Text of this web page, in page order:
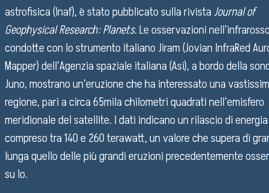
astrofisica (Inaf), è stato pubblicato sulla rivistaJournal of
Geophysical Research: Planets. Le osservazioni
condotte con lo strumento italiano Jiram (Jovian InfraRed
Mapper) dell’Agenzia spaziale italiana (Asi), a bordo della
Juno, mostrano un’eruzione che ha interessato una
regione, pari a circa 65mila chilometri quadrati nell’emisfero
meridionale del satellite. I dati indicano un rilascio di energia
compreso tra 140 e 260 terawatt, un valore che supera di
lunga quello delle più grandi eruzioni precedentemente
su Io.
Find us
Work with us
Open administration
FSL - Formazione Scuola Lavoro
internal staff